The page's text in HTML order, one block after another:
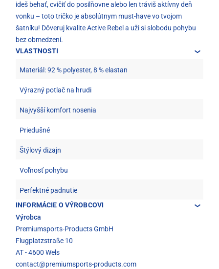
ideš behať, cvičiť do posilňovne alebo len tráviš aktívny deň
vonku – toto tričko je absolútnym must-have vo tvojom
šatníku! Dôveruj kvalite Active Rebel a uži si slobodu pohybu
bez obmedzení.
VLASTNOSTI
Materiál: 92 % polyester, 8 % elastan
Výrazný potlač na hrudi
Najvyšší komfort nosenia
Priedušné
Štýlový dizajn
Voľnosť pohybu
Perfektné padnutie
INFORMÁCIE O VÝROBCOVI
Výrobca
Premiumsports-Products GmbH
Flugplatzstraße 10
AT - 4600 Wels
contact@premiumsports-products.com